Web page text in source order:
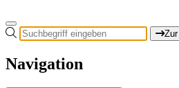
Navigation